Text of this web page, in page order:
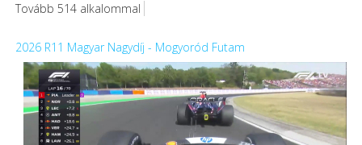
Tovább 514 alkalommal
2026 R11 Magyar Nagydíj - Mogyoród Futam